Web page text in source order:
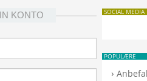
KONTO SOCIAL MEDIA
POPULÆRE
›